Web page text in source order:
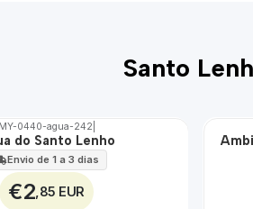
Santo
MY-0440-agua-242
do Santo Lenho
Envio de 1 a 3 dias
€2 ,85 EUR
🇵🇹